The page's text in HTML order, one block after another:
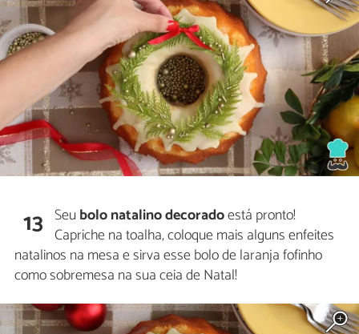
13 Seubolo natalino decoradoestá pronto!
Capriche na toalha, coloque mais alguns enfeites
natalinos na mesa e sirva esse bolo de laranja fofinho
como sobremesa na sua ceia de Natal!